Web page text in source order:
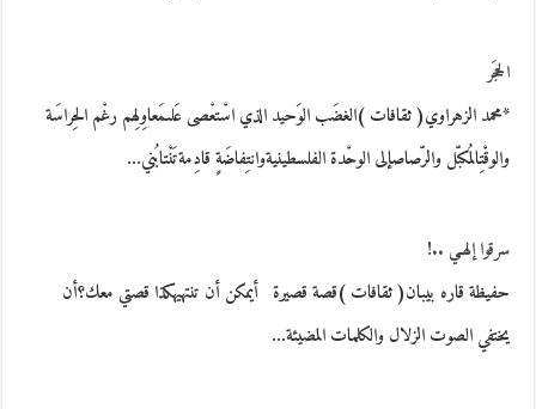
الحجَر
*محمد الزهراوي( ثقافات )الغضَب الوَحيد الذي اسْتعْصى عَلىمَعاوِلِهم رغْم الحِراسَة
والوقْتِالمُكبّل والرّصاصإلى الوحْدة الفلسطينيةوانتِفاضَةٍ قادِمةتَنْتابُني…
سرقوا إلهـي ..!
حفيظة قاره بيبان( ثقافات )قصة قصيرة أيمكن أن تنتهيهكذا قصتي معك؟أن
يختفي الصوت الزلال والكلمات المضيئة…